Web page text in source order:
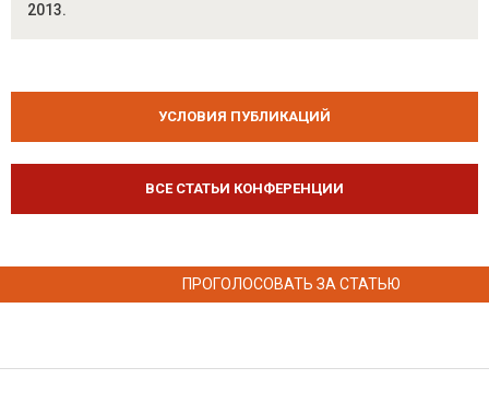
2013.
УСЛОВИЯ ПУБЛИКАЦИЙ
ВСЕ СТАТЬИ КОНФЕРЕНЦИИ
ПРОГОЛОСОВАТЬ ЗА СТАТЬЮ